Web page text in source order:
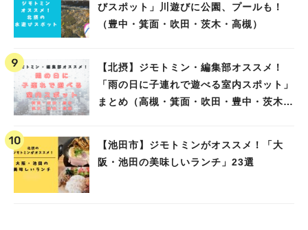
びスポット」川遊びに公園、プールも！
（豊中・箕面・吹田・茨木・高槻）
【北摂】ジモトミン・編集部オススメ！
「雨の日に子連れで遊べる室内スポット」
まとめ（高槻・箕面・吹田・豊中・茨木・
【池田市】ジモトミンがオススメ！「大
阪・池田の美味しいランチ」23選